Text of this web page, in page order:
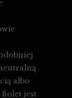
albo
fiolet jest